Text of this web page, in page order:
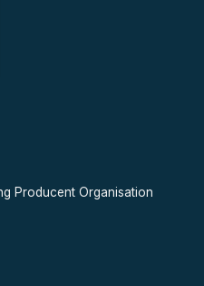
Producent Organisation